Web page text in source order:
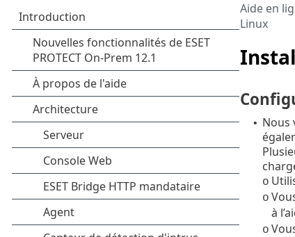
Aide en
Linux
• Nous
o
o
à
o